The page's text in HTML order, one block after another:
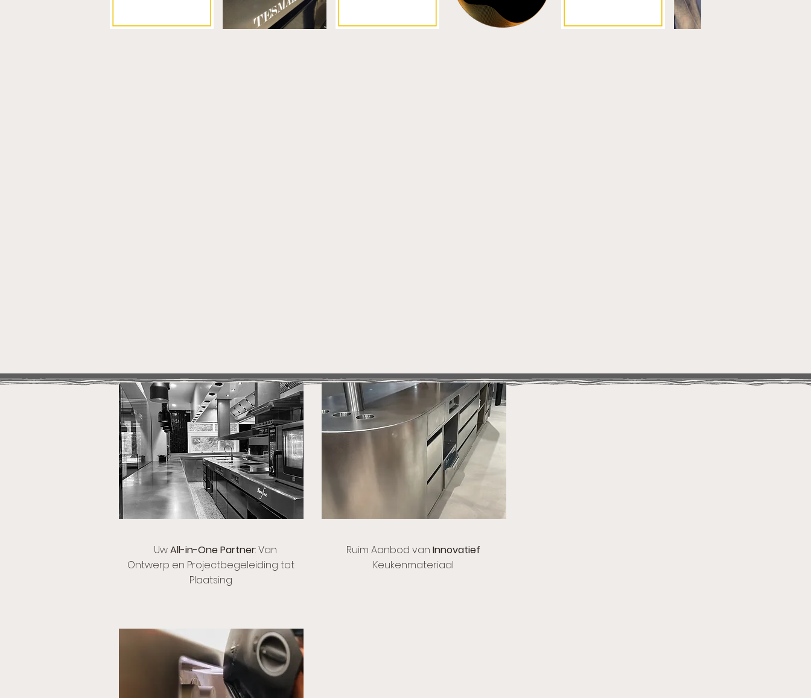
UwAll-in-One Partner: Van
Ontwerp en Projectbegeleiding tot
Plaatsing
Ruim Aanbod van Innovatief
Keukenmateriaal